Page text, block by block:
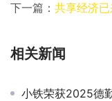
下一篇： 共享经济已
相关新闻
小铁荣获2025德